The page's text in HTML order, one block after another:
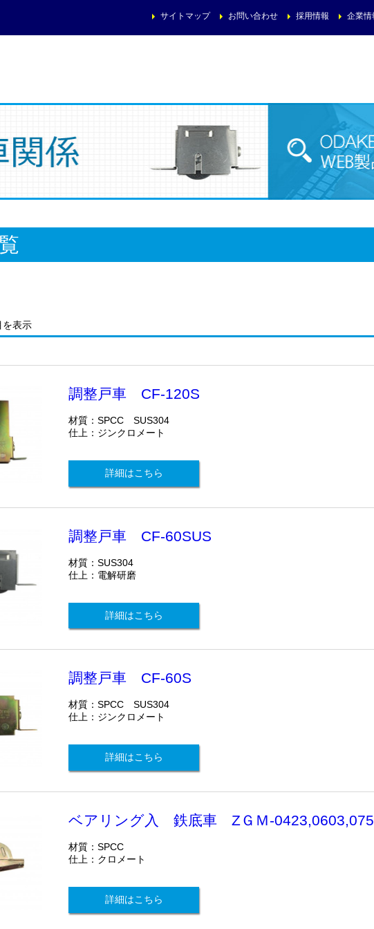
企業情
採用情報
お問い合わせ
サイトマップ
を表示
調整戸車 CF-120S
材質：SPCC SUS304
仕上：ジンクロメート
詳細はこちら
調整戸車 CF-60SUS
材質：SUS304
仕上：電解研磨
詳細はこちら
調整戸車 CF-60S
材質：SPCC SUS304
仕上：ジンクロメート
詳細はこちら
ベアリング入 鉄底車 ZＧＭ-
材質：SPCC
仕上：クロメート
詳細はこちら